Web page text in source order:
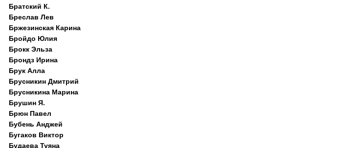
Братский К.
Бреслав Лев
Бржезинская Карина
Бройдо Юлия
Брокк Эльза
Брондз Ирина
Брук Алла
Брусникин Дмитрий
Брусникина Марина
Брушин Я.
Брюн Павел
Бубень Анджей
Бугаков Виктор
Будаева Туяна